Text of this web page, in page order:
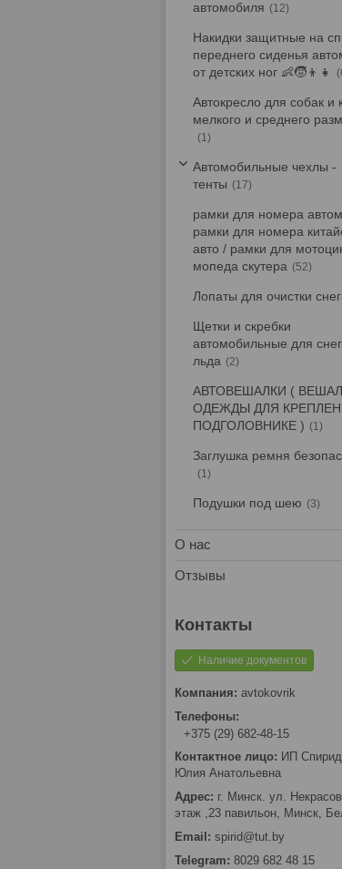
автомобиля
12
Накидки защитные на
переднего сиденья
от детских ног 👶🧒👦👧
Автокресло для собак и
мелкого и среднего
1
Автомобильные чехлы -
тенты
17
рамки для номера
рамки для номера
авто / рамки для
мопеда скутера
52
Лопаты для очистки
Щетки и скребки
автомобильные для
льда
2
АВТОВЕШАЛКИ (
ОДЕЖДЫ ДЛЯ
ПОДГОЛОВНИКЕ )
1
Заглушка ремня
1
Подушки под шею 3
О нас
Отзывы
Наличие документов
avtokovrik
+375 (29) 682-48-15
ИП
Юлия Анатольевна
г. Минск. ул.
этаж ,23 павильон, Минск,
spirid@tut.by
8029 682 48 15